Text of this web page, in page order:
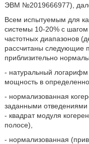
ЭВМ №2019666977),
Всем испытуемым для
системы 10-20% с
частотных диапазонов
рассчитаны
приблизительно
- натуральный
мощность в
- нормализованная
заданными
- квадрат модуля
полосе),
- нормализованная